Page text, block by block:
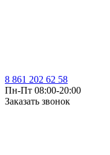
8 861 202 62 58
Пн-Пт 08:00-20:00
Заказать звонок